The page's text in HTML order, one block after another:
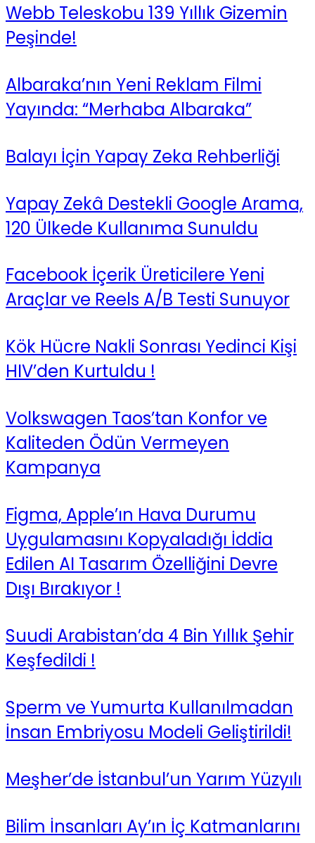
Webb Teleskobu 139 Yıllık Gizemin
Peşinde!
Albaraka’nın Yeni Reklam Filmi
Yayında: “Merhaba Albaraka”
Balayı İçin Yapay Zeka Rehberliği
Yapay Zekâ Destekli Google Arama,
120 Ülkede Kullanıma Sunuldu
Facebook İçerik Üreticilere Yeni
Araçlar ve Reels A/B Testi Sunuyor
Kök Hücre Nakli Sonrası Yedinci Kişi
HIV’den Kurtuldu !
Volkswagen Taos’tan Konfor ve
Kaliteden Ödün Vermeyen
Kampanya
Figma, Apple’ın Hava Durumu
Uygulamasını Kopyaladığı İddia
Edilen AI Tasarım Özelliğini Devre
Dışı Bırakıyor !
Suudi Arabistan’da 4 Bin Yıllık Şehir
Keşfedildi !
Sperm ve Yumurta Kullanılmadan
İnsan Embriyosu Modeli Geliştirildi!
Meşher’de İstanbul’un Yarım Yüzyılı
Bilim İnsanları Ay’ın İç Katmanlarını